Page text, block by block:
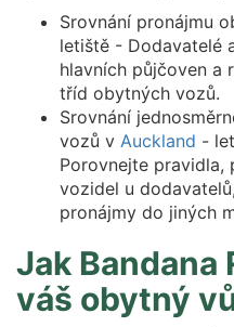
Srovnání pronájmu
letiště - Dodavatelé
hlavních půjčoven a
tříd obytných vozů.
Srovnání
vozů v Auckland -
Porovnejte
vozidel u
pronájmy do jiných
Jak Bandana
váš obytný